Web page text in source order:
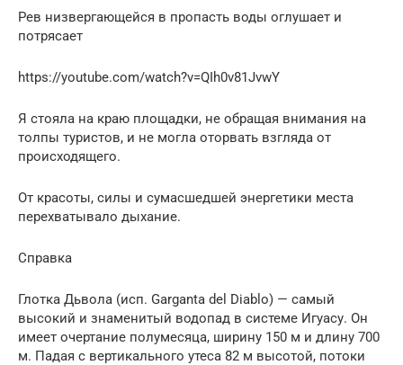
Рев низвергающейся в пропасть воды оглушает и
потрясает
https://youtube.com/watch?v=QIh0v81JvwY
Я стояла на краю площадки, не обращая внимания на
толпы туристов, и не могла оторвать взгляда от
происходящего.
От красоты, силы и сумасшедшей энергетики места
перехватывало дыхание.
Справка
Глотка Дьвола (исп. Garganta del Diablo) — самый
высокий и знаменитый водопад в системе Игуасу. Он
имеет очертание полумесяца, ширину 150 м и длину 700
м. Падая с вертикального утеса 82 м высотой, потоки